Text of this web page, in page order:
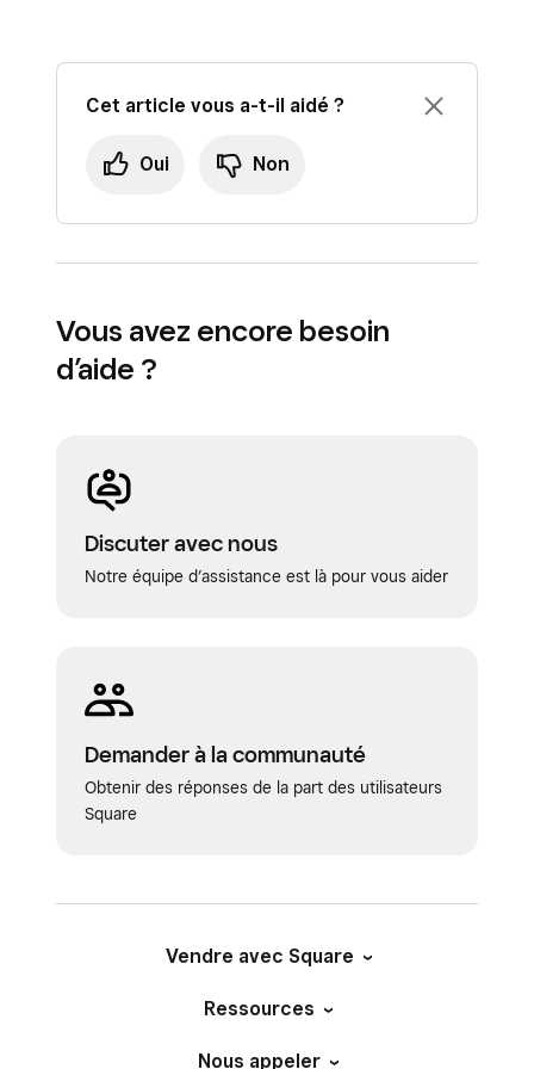
Cet article vous a-t-il aidé ?
Oui Non
Vous avez encore besoin
d’aide ?
Discuter avec nous
Notre équipe d’assistance est là pour vous aider
Demander à la communauté
Obtenir des réponses de la part des utilisateurs
Square
Vendre avec Square
Ressources
Nous appeler